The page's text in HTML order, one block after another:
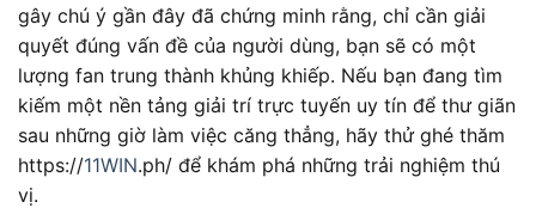
gây chú ý gần đây đã chứng minh rằng, chỉ cần giải
quyết đúng vấn đề của người dùng, bạn sẽ có một
lượng fan trung thành khủng khiếp. Nếu bạn đang tìm
kiếm một nền tảng giải trí trực tuyến uy tín để thư giãn
sau những giờ làm việc căng thẳng, hãy thử ghé thăm
https://11WIN.ph/ để khám phá những trải nghiệm thú
vị.